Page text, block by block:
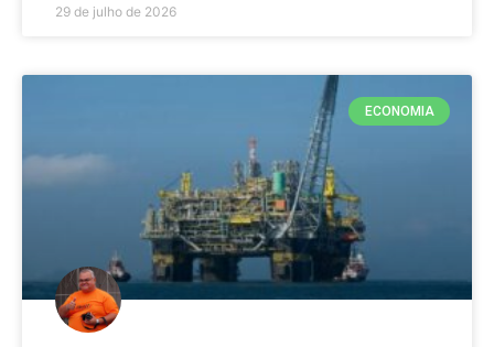
29 de julho de 2026
ECONOMIA